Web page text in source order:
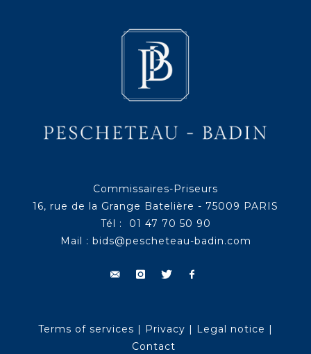
Commissaires-Priseurs
16, rue de la Grange Batelière - 75009 PARIS
Tél : 01 47 70 50 90
Mail : bids@pescheteau-badin.com
Terms of services | Privacy | Legal notice |
Contact